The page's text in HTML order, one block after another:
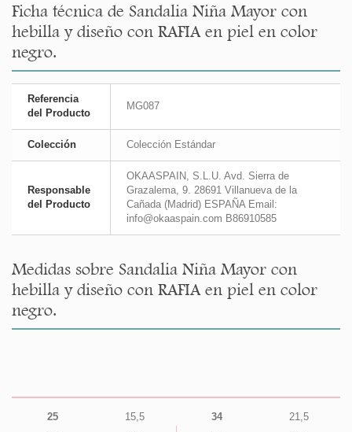
Ficha técnica de Sandalia Niña Mayor con
hebilla y diseño con RAFIA en piel en color
negro.
Referencia
del Producto
MG087
Colección Colección Estándar
Responsable
del Producto
OKAASPAIN, S.L.U. Avd. Sierra de
Grazalema, 9. 28691 Villanueva de la
Cañada (Madrid) ESPAÑA Email:
info@okaaspain.com B86910585
Medidas sobre Sandalia Niña Mayor con
hebilla y diseño con RAFIA en piel en color
negro.
25
15,5
34
21,5